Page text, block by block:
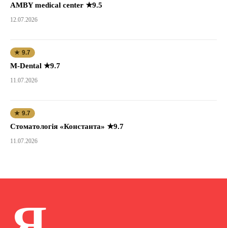
AMBY medical center ★9.5
12.07.2026
★ 9.7
M-Dental ★9.7
11.07.2026
★ 9.7
Стоматологія «Константа» ★9.7
11.07.2026